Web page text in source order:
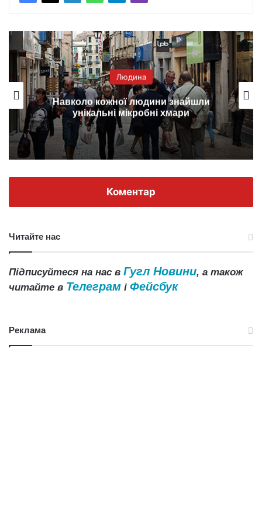
Людина
Навколо кожної людини знайшли
унікальні мікробні хмари
Коментар
Читайте нас
Підписуйтеся на нас в Гугл Новини, а також
читайте в Телеграм і Фейсбук
Реклама